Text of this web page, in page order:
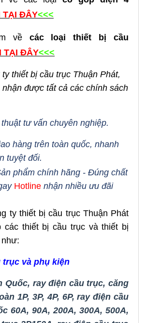
TẠI ĐÂY<<<
về các loại thiết bị cầu
TẠI ĐÂY<<<
thiết bị cầu trục Thuận Phát,
nhận được tất cả các chính sách
tư vấn chuyên nghiệp.
hàng trên toàn quốc, nhanh
tuyệt đối.
phẩm chính hãng - Đúng chất
Hotline nhận nhiều ưu đãi
ty thiết bị cầu trục Thuận Phát
các thiết bị cầu trục và thiết bị
như:
trục và phụ kiện
Quốc, ray điện cầu trục, căng
1P, 3P, 4P, 6P,ray điện cầu
60A, 90A, 200A, 300A, 500A,